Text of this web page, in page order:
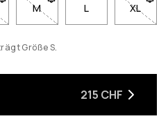
Klicke, um benachrichtigt zu
verfügbar. Klicke, um
S nicht verfügbar. Klicke, um
M- Größe M nicht verfügbar.
L XL
-
Größe S.
215 CHF